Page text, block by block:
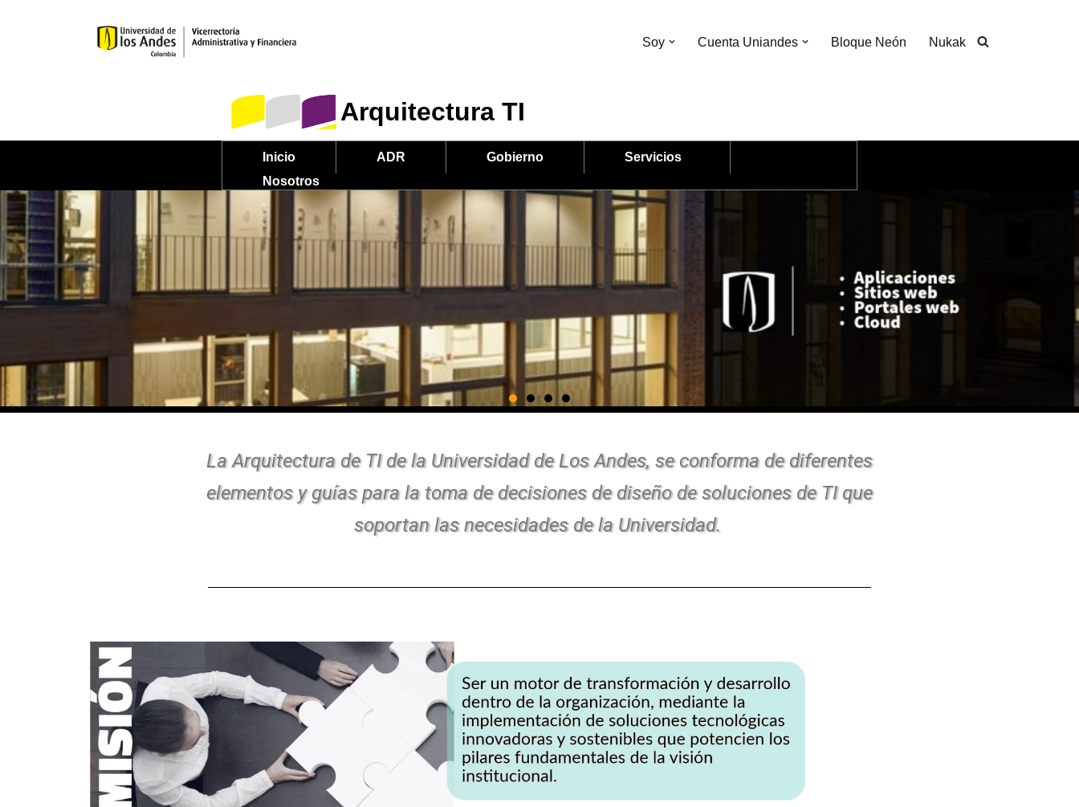
Soy Cuenta Uniandes Bloque Neón Nukak
Arquitectura TI
Inicio ADR Gobierno
Servicios
Nosotros
La Arquitectura de TI de la Universidad de Los Andes, se conforma de diferentes
elementos y guías para la toma de decisiones de diseño de soluciones de TI que
soportan las necesidades de la Universidad.